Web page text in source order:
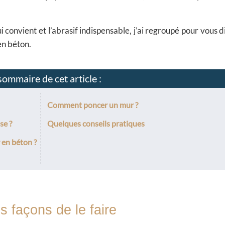
et l’abrasif indispensable, j’ai regroupé pour vous
béton.
de cet article :
?
béton ?
Comment poncer un mur ?
Quelques conseils pratiques
façons de le faire